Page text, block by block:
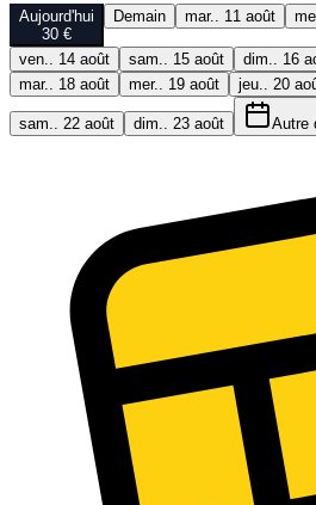
Aujourd'hui
30 €
Demain mar.. 11 août
ven.. 14 août sam.. 15 août dim.. 16
mar.. 18 août
mer.. 19 août jeu.. 20
sam.. 22 août dim.. 23 août Autre